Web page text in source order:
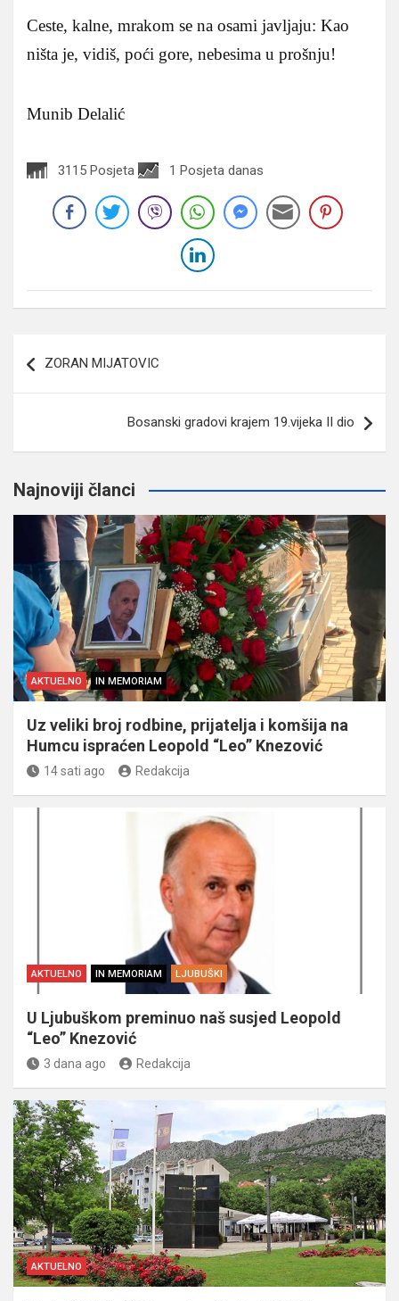
Ceste, kalne, mrakom se na osami javljaju: Kao
ništa je, vidiš, poći gore, nebesima u prošnju!
Munib Delalić
3115 Posjeta 1 Posjeta danas
članaka
ZORAN MIJATOVIC
Bosanski gradovi krajem 19.vijeka II dio
Najnoviji članci
AKTUELNO IN MEMORIAM
Uz veliki broj rodbine, prijatelja i komšija na
Humcu ispraćen Leopold “Leo” Knezović
14 sati ago Redakcija
AKTUELNO IN MEMORIAM LJUBUŠKI
U Ljubuškom preminuo naš susjed Leopold
“Leo” Knezović
3 dana ago Redakcija
AKTUELNO